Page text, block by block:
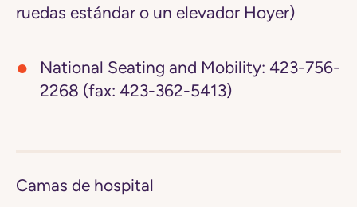
ruedas estándar o un elevador Hoyer)
National Seating and Mobility: 423-756-
2268 (fax: 423-362-5413)
Camas de hospital